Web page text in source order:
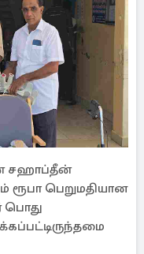
சஹாப்தீன்
ரூபா பெறுமதியான
பொது